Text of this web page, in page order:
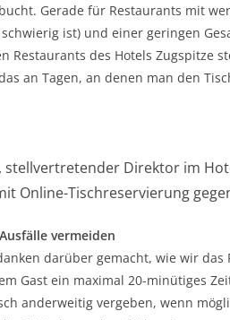
Gerade für Restaurants mit
ist) und einer geringen
Restaurants des Hotels Zugspitze
an Tagen, an denen man den
stellvertretender Direktor im
Online-Tischreservierung
vermeiden
darüber gemacht, wie wir
Gast ein maximal 20-minütiges
anderweitig vergeben, wenn